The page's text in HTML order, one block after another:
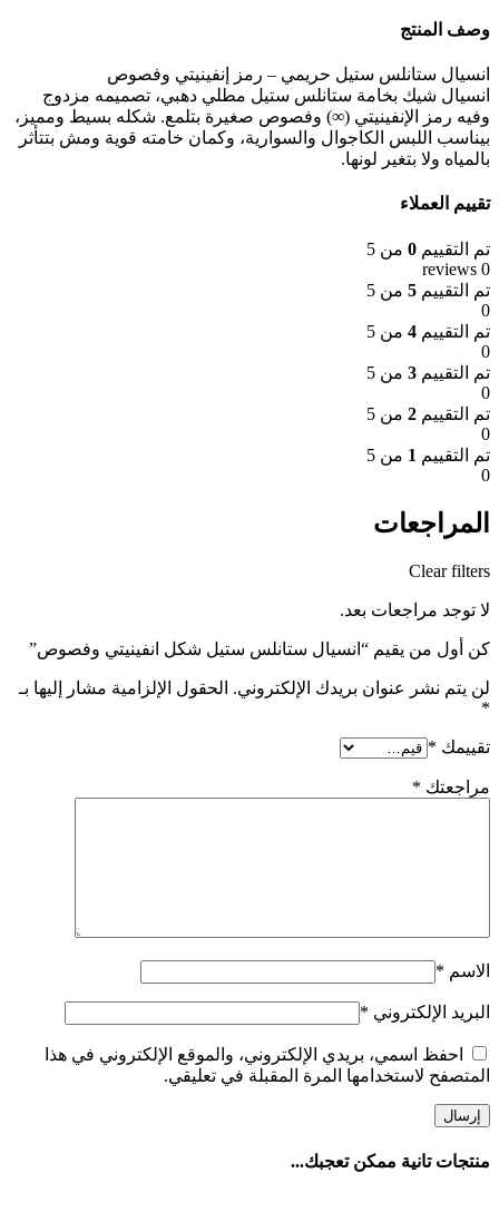
وصف المنتج
انسيال ستانلس ستيل حريمي – رمز إنفينيتي وفصوص
انسيال شيك بخامة ستانلس ستيل مطلي دهبي، تصميمه مزدوج
وفيه رمز الإنفينيتي (∞) وفصوص صغيرة بتلمع. شكله بسيط ومميز،
بيناسب اللبس الكاجوال والسوارية، وكمان خامته قوية ومش بتتأثر
بالمياه ولا بتغير لونها.
تقييم العملاء
تم التقييم 0 من 5
0 reviews
تم التقييم 5 من 5
0
تم التقييم 4 من 5
0
تم التقييم 3 من 5
0
تم التقييم 2 من 5
0
تم التقييم 1 من 5
0
المراجعات
Clear filters
لا توجد مراجعات بعد.
كن أول من يقيم “انسيال ستانلس ستيل شكل انفينيتي وفصوص”
لن يتم نشر عنوان بريدك الإلكتروني. الحقول الإلزامية مشار إليها بـ
*
تقييمك *
مراجعتك *
الاسم *
البريد الإلكتروني *
احفظ اسمي، بريدي الإلكتروني، والموقع الإلكتروني في هذا
المتصفح لاستخدامها المرة المقبلة في تعليقي.
منتجات تانية ممكن تعجبك...